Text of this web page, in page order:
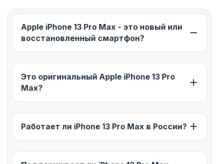
Apple iPhone 13 Pro Max - это новый или
восстановленный смартфон?
Это оригинальный Apple iPhone 13 Pro
Max?
Работает ли iPhone 13 Pro Max в России?